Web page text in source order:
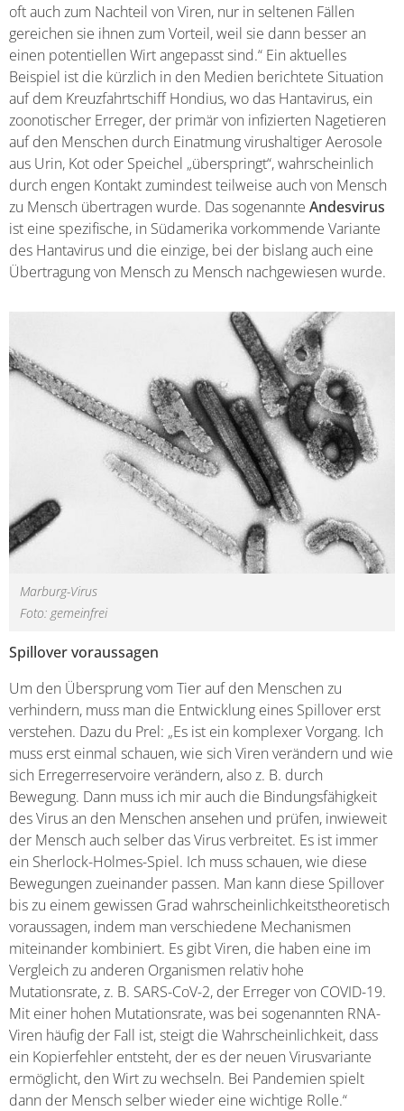
oft auch zum Nachteil von Viren, nur in seltenen Fällen
gereichen sie ihnen zum Vorteil, weil sie dann besser an
einen potentiellen Wirt angepasst sind.“ Ein aktuelles
Beispiel ist die kürzlich in den Medien berichtete Situation
auf dem Kreuzfahrtschiff Hondius, wo das Hantavirus, ein
zoonotischer Erreger, der primär von infizierten Nagetieren
auf den Menschen durch Einatmung virushaltiger Aerosole
aus Urin, Kot oder Speichel „überspringt“, wahrscheinlich
durch engen Kontakt zumindest teilweise auch von Mensch
zu Mensch übertragen wurde. Das sogenannte Andesvirus
ist eine spezifische, in Südamerika vorkommende Variante
des Hantavirus und die einzige, bei der bislang auch eine
Übertragung von Mensch zu Mensch nachgewiesen wurde.
Marburg-Virus
Foto: gemeinfrei
Spillover voraussagen
Um den Übersprung vom Tier auf den Menschen zu
verhindern, muss man die Entwicklung eines Spillover erst
verstehen. Dazu du Prel: „Es ist ein komplexer Vorgang. Ich
muss erst einmal schauen, wie sich Viren verändern und wie
sich Erregerreservoire verändern, also z. B. durch
Bewegung. Dann muss ich mir auch die Bindungsfähigkeit
des Virus an den Menschen ansehen und prüfen, inwieweit
der Mensch auch selber das Virus verbreitet. Es ist immer
ein Sherlock-Holmes-Spiel. Ich muss schauen, wie diese
Bewegungen zueinander passen. Man kann diese Spillover
bis zu einem gewissen Grad wahrscheinlichkeitstheoretisch
voraussagen, indem man verschiedene Mechanismen
miteinander kombiniert. Es gibt Viren, die haben eine im
Vergleich zu anderen Organismen relativ hohe
Mutationsrate, z. B. SARS-CoV-2, der Erreger von COVID-19.
Mit einer hohen Mutationsrate, was bei sogenannten RNA-
Viren häufig der Fall ist, steigt die Wahrscheinlichkeit, dass
ein Kopierfehler entsteht, der es der neuen Virusvariante
ermöglicht, den Wirt zu wechseln. Bei Pandemien spielt
dann der Mensch selber wieder eine wichtige Rolle.“